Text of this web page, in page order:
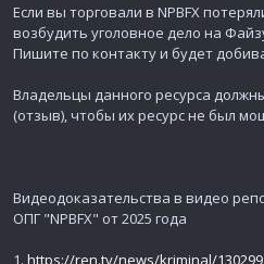
Если вы торговали в NPBFX
возбудить уголовное дело на
Пишите по контакту и будет
Владельцы данного ресурса
(отзыв), чтобы их ресурс не был
Видеодоказательства в видео
ОПГ "NPBFX" от 2025 года
1. https://ren.tv/news/kriminal/